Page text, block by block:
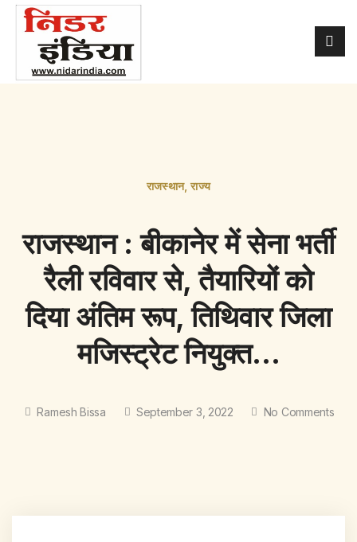
राजस्थान,राज्य
राजस्थान : बीकानेर में सेना भर्ती
रैली रविवार से, तैयारियों को
दिया अंतिम रूप, तिथिवार जिला
मजिस्ट्रेट नियुक्त…
Ramesh Bissa September 3, 2022 No Comments